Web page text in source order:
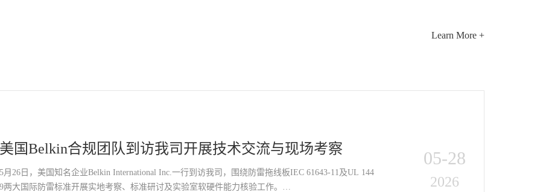
Learn More +
美国Belkin合规团队到访我司开展技术交流与现场考察
5月26日，美国知名企业Belkin International Inc.一行到访我司，围绕防雷拖线板IEC 61643-11及UL 144
9两大国际防雷标准开展实地考察、标准研讨及实验室软硬件能力核验工作。…
05-28
2026